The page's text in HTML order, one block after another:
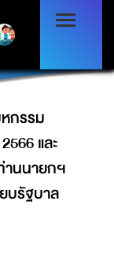
และงาน
ายกฯ และ
บาล ก่อนวัน
กรรม
และ
านนายกฯ
บรัฐบาล